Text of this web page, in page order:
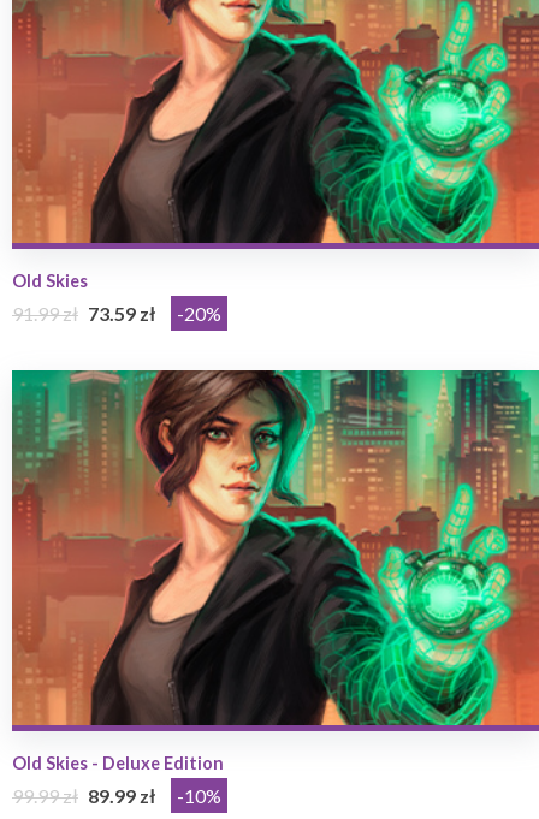
Old Skies
91.99 zł 73.59 zł -20%
Old Skies - Deluxe Edition
99.99 zł 89.99 zł -10%